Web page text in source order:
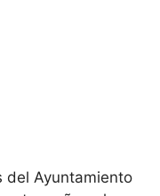
del Ayuntamiento